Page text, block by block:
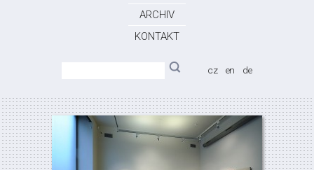
ARCHIV
KONTAKT
cz en de